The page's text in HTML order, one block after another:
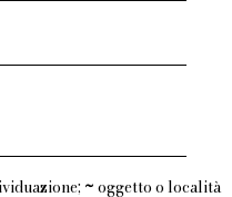
~ oggetto o località